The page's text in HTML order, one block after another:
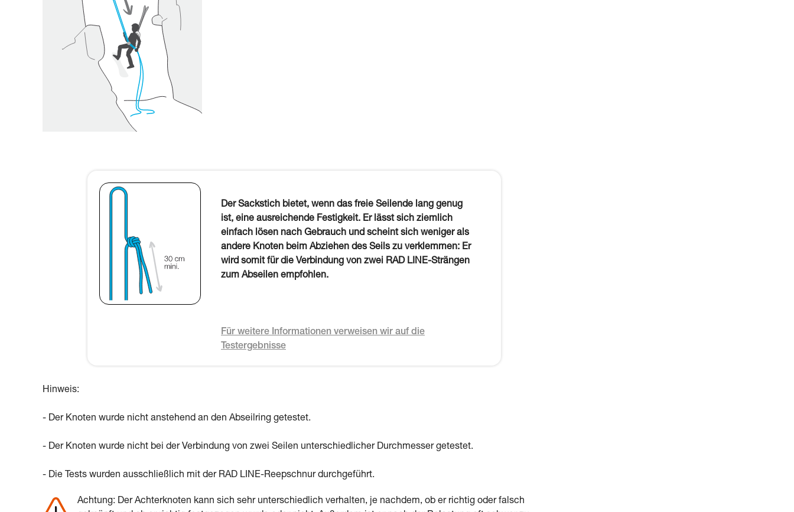
Der Sackstich bietet, wenn das freie Seilende lang genug
ist, eine ausreichende Festigkeit. Er lässt sich ziemlich
einfach lösen nach Gebrauch und scheint sich weniger als
andere Knoten beim Abziehen des Seils zu verklemmen: Er
wird somit für die Verbindung von zwei RAD LINE-Strängen
zum Abseilen empfohlen.
Für weitere Informationen verweisen wir auf die
Testergebnisse
Hinweis:
- Der Knoten wurde nicht anstehend an den Abseilring getestet.
- Der Knoten wurde nicht bei der Verbindung von zwei Seilen unterschiedlicher Durchmesser getestet.
- Die Tests wurden ausschließlich mit der RAD LINE-Reepschnur durchgeführt.
Achtung: Der Achterknoten kann sich sehr unterschiedlich verhalten, je nachdem, ob er richtig oder falsch